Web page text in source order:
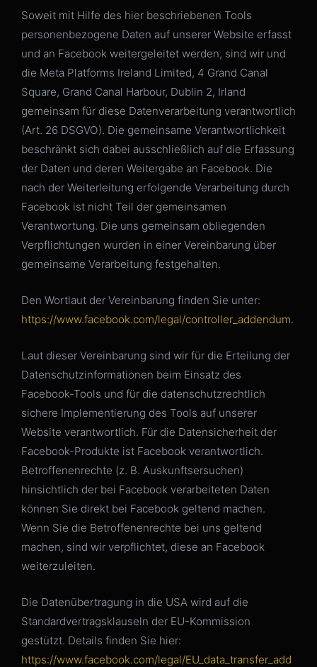
Soweit mit Hilfe des hier beschriebenen Tools
personenbezogene Daten auf unserer Website erfasst
und an Facebook weitergeleitet werden, sind wir und
die Meta Platforms Ireland Limited, 4 Grand Canal
Square, Grand Canal Harbour, Dublin 2, Irland
gemeinsam für diese Datenverarbeitung verantwortlich
(Art. 26 DSGVO). Die gemeinsame Verantwortlichkeit
beschränkt sich dabei ausschließlich auf die Erfassung
der Daten und deren Weitergabe an Facebook. Die
nach der Weiterleitung erfolgende Verarbeitung durch
Facebook ist nicht Teil der gemeinsamen
Verantwortung. Die uns gemeinsam obliegenden
Verpflichtungen wurden in einer Vereinbarung über
gemeinsame Verarbeitung festgehalten.
Den Wortlaut der Vereinbarung finden Sie unter:
https://www.facebook.com/legal/controller_addendum.
Laut dieser Vereinbarung sind wir für die Erteilung der
Datenschutzinformationen beim Einsatz des
Facebook-Tools und für die datenschutzrechtlich
sichere Implementierung des Tools auf unserer
Website verantwortlich. Für die Datensicherheit der
Facebook-Produkte ist Facebook verantwortlich.
Betroffenenrechte (z. B. Auskunftsersuchen)
hinsichtlich der bei Facebook verarbeiteten Daten
können Sie direkt bei Facebook geltend machen.
Wenn Sie die Betroffenenrechte bei uns geltend
machen, sind wir verpflichtet, diese an Facebook
weiterzuleiten.
Die Datenübertragung in die USA wird auf die
Standardvertragsklauseln der EU-Kommission
gestützt. Details finden Sie hier:
https://www.facebook.com/legal/EU_data_transfer_add